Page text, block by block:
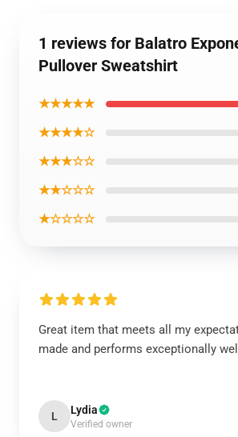
1 reviews for Balatro
Pullover Sweatshirt
★★★★★
★★★★☆
★★★☆☆
★★☆☆☆
★☆☆☆☆
Great item that meets all my
made and performs exceptionally
L Lydia
Verified owner